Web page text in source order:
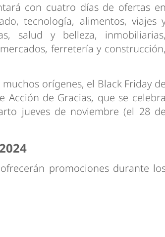
con cuatro días de ofertas
tecnología, alimentos, viajes
salud y belleza,
ferretería y
orígenes, el Black Friday
Acción de Gracias, que se
jueves de noviembre (el 28
promociones durante